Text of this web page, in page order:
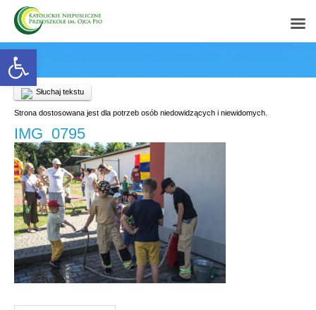
Open toolbar
Słuchaj tekstu
Strona dostosowana jest dla potrzeb osób niedowidzących i niewidomych.
IMG_0795